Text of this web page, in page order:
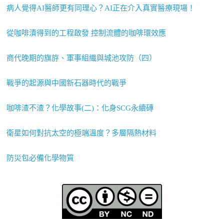
病人覺得AI醫師更有同理心？AI正在介入真實醫療現場！
從咖啡漬得到的工程啟發 控制流體的咖啡環效應
商代晚期的旗斿、軍事組織與城池攻防（四）
戰爭的起源與中國新石器時代的戰爭
咖啡渣不渣？化學故事(二)：化身SCG永續磚
衛星如何對抗太空的極端溫度？多層隔熱材料
防災包必備化學物質